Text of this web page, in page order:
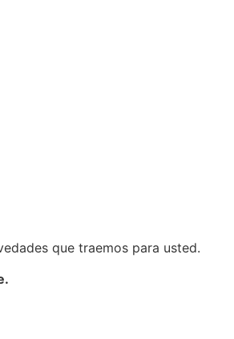
que traemos para usted.